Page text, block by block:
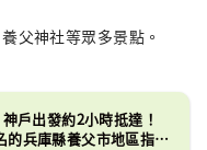
父神社等眾多景點。
戶出發約2小時抵達！
的兵庫縣養父市地區指